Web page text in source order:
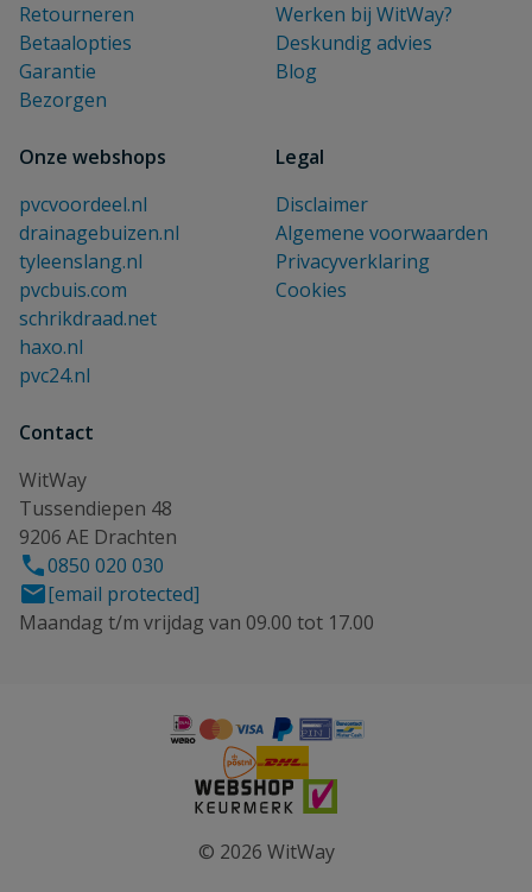
Retourneren
Betaalopties
Garantie
Bezorgen
Werken bij WitWay?
Deskundig advies
Blog
Onze webshops
pvcvoordeel.nl
drainagebuizen.nl
tyleenslang.nl
pvcbuis.com
schrikdraad.net
haxo.nl
pvc24.nl
Legal
Disclaimer
Algemene voorwaarden
Privacyverklaring
Cookies
Contact
WitWay
Tussendiepen 48
9206 AE Drachten
0850 020 030
[email protected]
Maandag t/m vrijdag van 09.00 tot 17.00
© 2026 WitWay